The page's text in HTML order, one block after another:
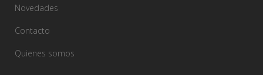
Novedades
Contacto
Quienes somos